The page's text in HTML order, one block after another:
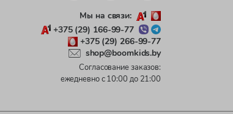
Мы на связи:
+375 (29) 166-99-77
+375 (29) 266-99-77
shop@boomkids.by
Согласование заказов:
ежедневно с 10:00 до 21:00